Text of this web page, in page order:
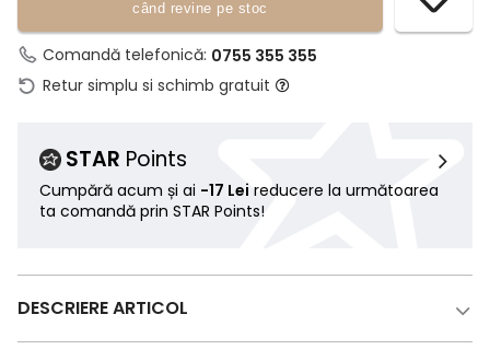
când revine pe stoc
Comandă telefonică: 0755 355 355
Retur simplu si schimb gratuit
STAR Points
Cumpără acum și ai -17 Lei reducere la următoarea
ta comandă prin STAR Points!
DESCRIERE ARTICOL